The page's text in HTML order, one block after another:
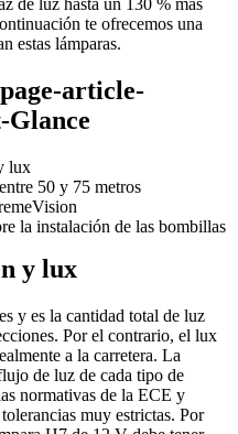
te ofrecemos una
estas lámparas.
article-
lux
50 y 75 metros
la instalación de las bombillas
y lux
y es la cantidad total de luz
Por el contrario, el lux
a la carretera. La
de luz de cada tipo de
normativas de la ECE y
muy estrictas. Por